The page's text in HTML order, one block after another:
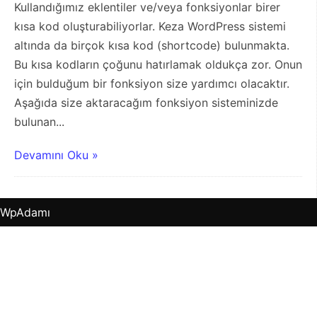
Kullandığımız eklentiler ve/veya fonksiyonlar birer
kısa kod oluşturabiliyorlar. Keza WordPress sistemi
altında da birçok kısa kod (shortcode) bulunmakta.
Bu kısa kodların çoğunu hatırlamak oldukça zor. Onun
için bulduğum bir fonksiyon size yardımcı olacaktır.
Aşağıda size aktaracağım fonksiyon sisteminizde
bulunan...
Devamını Oku »
WpAdamı